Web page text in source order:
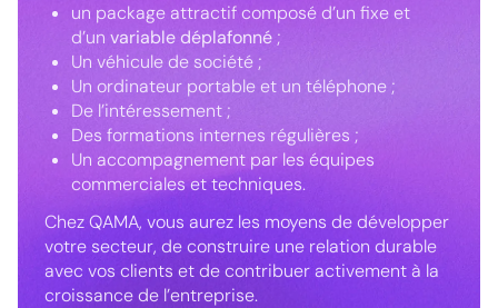
un package attractif composé d’un fixe et
d’un variable déplafonné ;
Un véhicule de société ;
Un ordinateur portable et un téléphone ;
De l’intéressement ;
Des formations internes régulières ;
Un accompagnement par les équipes
commerciales et techniques.
Chez QAMA, vous aurez les moyens de développer
votre secteur, de construire une relation durable
avec vos clients et de contribuer activement à la
croissance de l’entreprise.